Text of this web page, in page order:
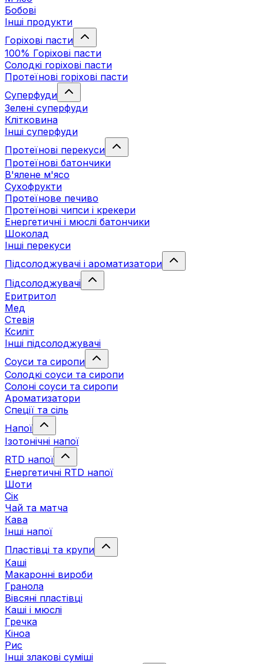
Бобові
Інші продукти
Горіхові пасти
100% Горіхові пасти
Солодкі горіхові пасти
Протеїнові горіхові пасти
Суперфуди
Зелені суперфуди
Клітковина
Інші суперфуди
Протеїнові перекуси
Протеїнові батончики
В'ялене м'ясо
Сухофрукти
Протеїнове печиво
Протеїнові чипси і крекери
Енергетичні і мюслі батончики
Шоколад
Інші перекуси
Підсолоджувачі і ароматизатори
Підсолоджувачі
Еритритол
Мед
Стевія
Ксиліт
Інші підсолоджувачі
Соуси та сиропи
Солодкі соуси та сиропи
Солоні соуси та сиропи
Ароматизатори
Спеції та сіль
Напої
Ізотонічні напої
RTD напої
Енергетичні RTD напої
Шоти
Сік
Чай та матча
Кава
Інші напої
Пластівці та крупи
Каші
Макаронні вироби
Гранола
Вівсяні пластівці
Каші і мюслі
Гречка
Кіноа
Рис
Інші злакові суміші